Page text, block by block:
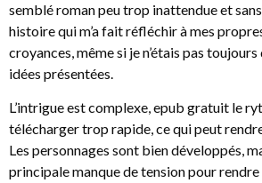
semblé roman peu trop inattendue et
histoire qui m’a fait réfléchir à mes
croyances, même si je n’étais pas toujours
idées présentées.
L’intrigue est complexe, epub gratuit le
télécharger trop rapide, ce qui peut
Les personnages sont bien développés,
principale manque de tension pour